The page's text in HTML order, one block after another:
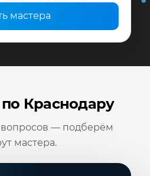
мастера
Краснодару
вопросов — подберём
мастера.